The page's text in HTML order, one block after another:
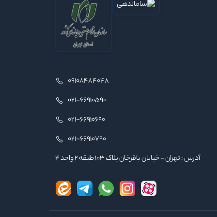
09108484048
021-66910590
021-66910690
021-66910790
آدرس : تهران - خیابان باقرخان پلاک ۱۰۳ طبقه ۲ واحد ۴